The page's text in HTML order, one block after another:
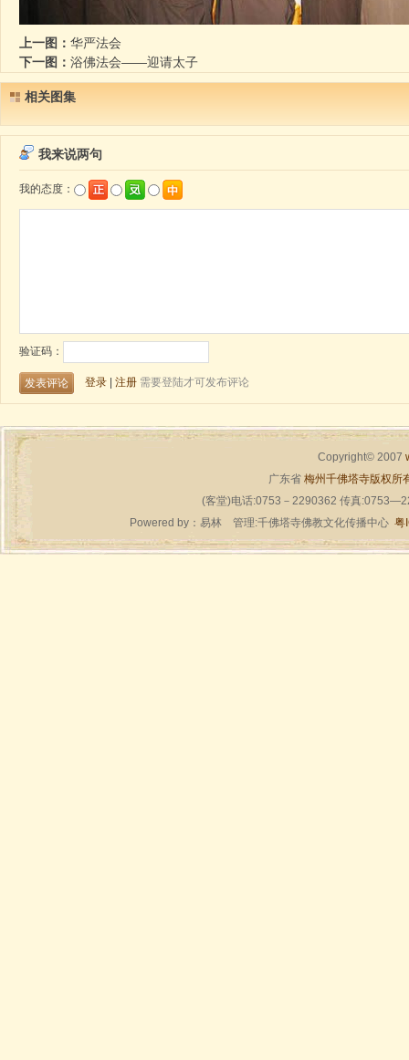
上一图： 华严法会
下一图： 浴佛法会——迎请太子
相关图集
Copyright© 2007
广东省 梅州千佛塔寺版权所
(客堂)电话:0753－2290362 传真
Powered by： 易林管理:千佛塔寺佛教文化传播中心 粤